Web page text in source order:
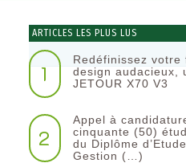
ARTICLES LES PLUS LUS
1
Redéfinissez
design audacieux,
JETOUR X70 V3
2
Appel à
cinquante (50)
du Diplôme
Gestion (…)